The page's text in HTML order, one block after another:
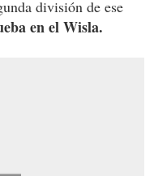
división de ese
en el Wisla.